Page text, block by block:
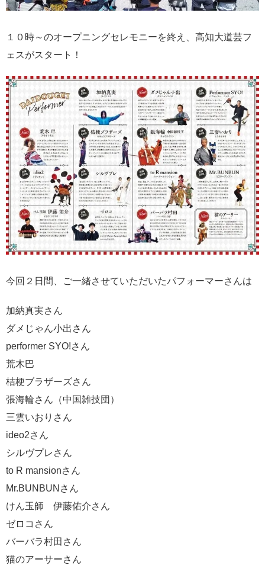
１０時～のオープニングセレモニーを終え、高知大道芸フ
ェスがスタート！
今回２日間、ご一緒させていただいたパフォーマーさんは
加納真実さん
ダメじゃん小出さん
performer SYO!さん
荒木巴
桔梗ブラザーズさん
張海輪さん（中国雑技団）
三雲いおりさん
ideo2さん
シルヴプレさん
to R mansionさん
Mr.BUNBUNさん
けん玉師 伊藤佑介さん
ゼロコさん
バーバラ村田さん
猫のアーサーさん